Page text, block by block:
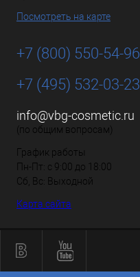
Посмотреть на карте
+7 (800) 550-54-96
+7 (495) 532-03-23
info@vbg-cosmetic.ru
(по общим вопросам)
График работы
Пн-Пт: с 9:00 до 18:00
Сб, Вс: Выходной
Карта сайта